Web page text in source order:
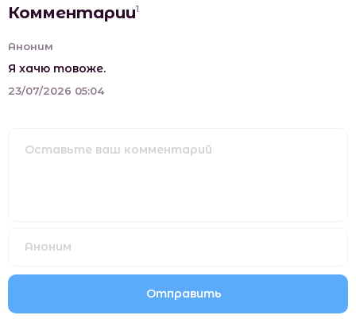
Комментарии1
Аноним
Я хачю товоже.
23/07/2026 05:04